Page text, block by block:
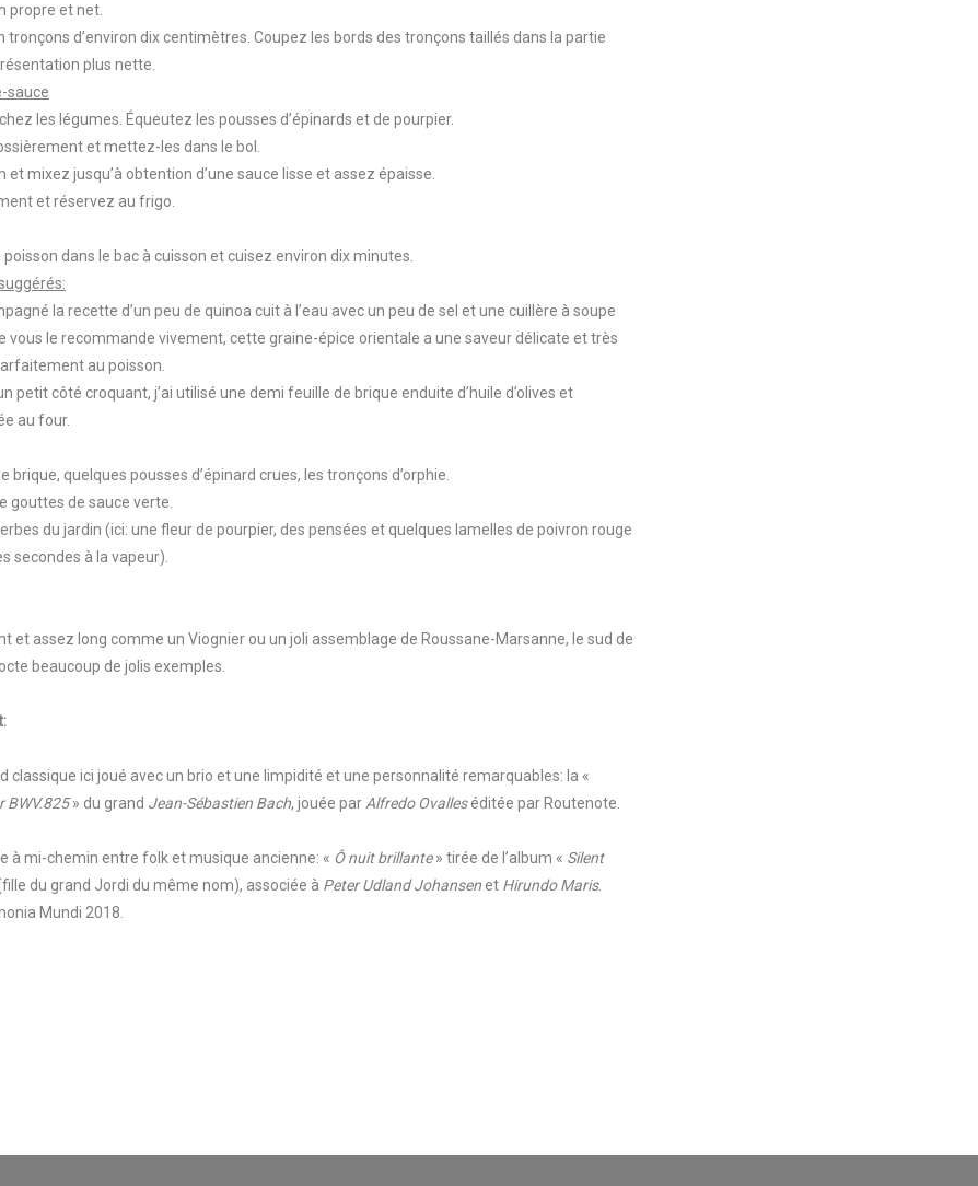
propre et net.
tronçons d’environ dix centimètres. Coupez les bords des tronçons taillés dans la partie
plus nette.
sauce
les légumes. Équeutez les pousses d’épinards et de pourpier.
et mettez-les dans le bol.
et mixez jusqu’à obtention d’une sauce lisse et assez épaisse.
et réservez au frigo.
dans le bac à cuisson et cuisez environ dix minutes.
la recette d’un peu de quinoa cuit à l’eau avec un peu de sel et une cuillère à soupe
vous le recommande vivement, cette graine-épice orientale a une saveur délicate et très
au poisson.
petit côté croquant, j’ai utilisé une demi feuille de brique enduite d’huile d’olives et
au four.
brique, quelques pousses d’épinard crues, les tronçons d’orphie.
gouttes de sauce verte.
du jardin (ici: une fleur de pourpier, des pensées et quelques lamelles de poivron rouge
secondes à la vapeur).
et assez long comme un Viognier ou un joli assemblage de Roussane-Marsanne, le sud de
beaucoup de jolis exemples.
classique ici joué avec un brio et une limpidité et une personnalité remarquables: la «
BWV.825» du grand Jean-Sébastien Bach, jouée par Alfredo Ovalleséditée par Routenote.
à mi-chemin entre folk et musique ancienne: « Ô nuit brillante» tirée de l’album « Silent
du grand Jordi du même nom), associée à Peter Udland Johansen et Hirundo Maris.
Mundi 2018.